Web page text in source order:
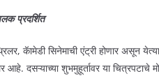
प्रदर्शित
कॅामेडी सिनेमाची एंट्री होणार असून
आहे. दसऱ्याच्या शुभमुहूर्तावर या